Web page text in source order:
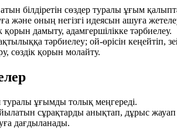
білдіретін сөздер туралы ұғым
және оның негізгі идеясын ашуға
дамыту, адамгершілікке тәрбиелеу.
тәрбиелеу; ой-өрісін кеңейтіп,
сөздік қорын молайту.
туралы ұғымды толық меңгереді.
сұрақтарды анықтап, дұрыс жауап
дағдыланады.